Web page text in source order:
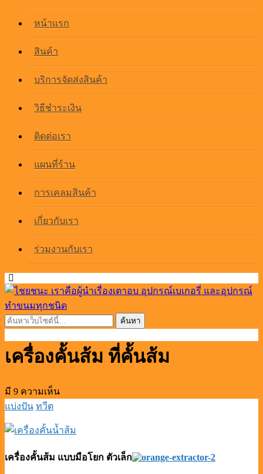
หน้าแรก
สินค้า
บริการจัดส่งสินค้า
วิธีชำระเงิน
ติดต่อเรา
แผนที่ร้าน
การเคลมสินค้า
เกี่ยวกับเรา
ร่วมงานกับเรา
เครื่องคั้นส้ม ที่คั้นส้ม
มี 9 ความเห็น
แบ่งปัน ทวีต
เครื่องคั้นส้ม แบบมือโยก ตัวเล็ก